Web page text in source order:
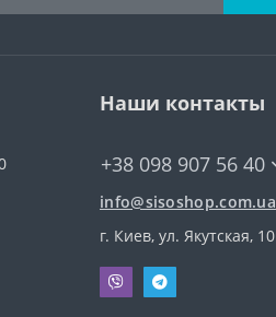
Наши контакты
+38 098 907 56 40
info@sisoshop.com.ua
г. Киев, ул. Якутская, 10